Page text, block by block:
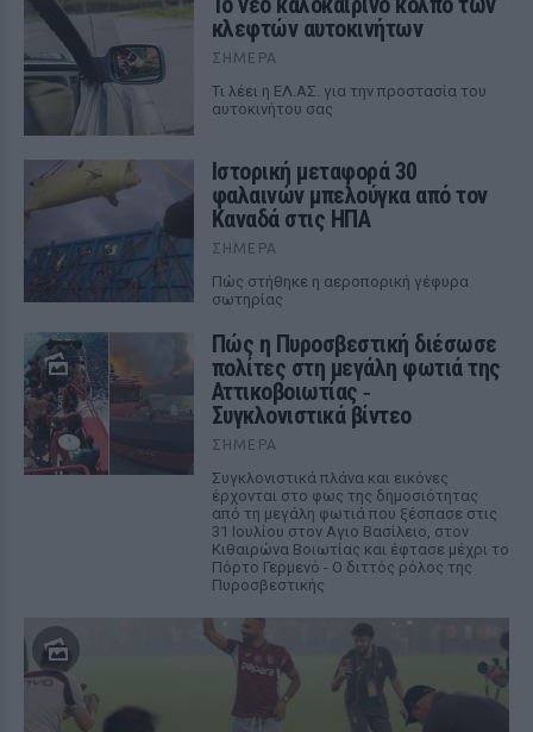
κλεφτών αυτοκινήτων
ΣΉΜΕΡΑ
Tι λέει η ΕΛ.ΑΣ. για την προστασία του
αυτοκινήτου σας
Ιστορική μεταφορά 30
φαλαινών μπελούγκα από τον
Καναδά στις ΗΠΑ
ΣΉΜΕΡΑ
Πώς στήθηκε η αεροπορική γέφυρα
σωτηρίας
Πώς η Πυροσβεστική διέσωσε
πολίτες στη μεγάλη φωτιά της
Αττικοβοιωτίας ‑
Συγκλονιστικά βίντεο
ΣΉΜΕΡΑ
Συγκλονιστικά πλάνα και εικόνες
έρχονται στο φως της δημοσιότητας
από τη μεγάλη φωτιά που ξέσπασε στις
31 Ιουλίου στον Αγιο Βασίλειο, στον
Κιθαιρώνα Βοιωτίας και έφτασε μέχρι το
Πόρτο Γερμενό - Ο διττός ρόλος της
Πυροσβεστικής